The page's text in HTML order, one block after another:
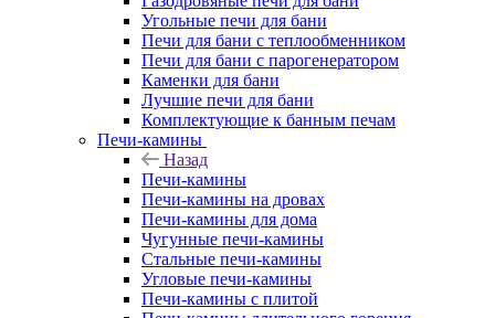
Угольные печи для бани
Печи для бани с теплообменником
Печи для бани с парогенератором
Каменки для бани
Лучшие печи для бани
Комплектующие к банным печам
Печи-камины
Назад
Печи-камины
Печи-камины на дровах
Печи-камины для дома
Чугунные печи-камины
Стальные печи-камины
Угловые печи-камины
Печи-камины с плитой